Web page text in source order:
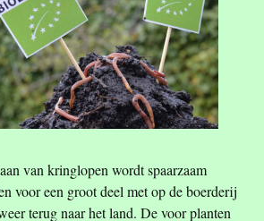
van kringlopen wordt spaarzaam
voor een groot deel met op de boerderij
terug naar het land. De voor planten